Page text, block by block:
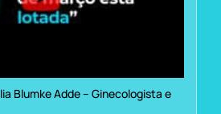
Blumke Adde – Ginecologista e